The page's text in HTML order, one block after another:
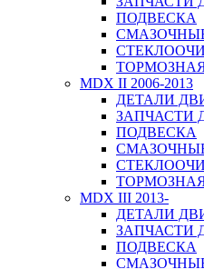
ПОДВЕСКА
MDX II 2006-2013
ДЕТАЛИ
ЗАПЧАСТИ
ПОДВЕСКА
MDX III 2013-
ДЕТАЛИ
ЗАПЧАСТИ
ПОДВЕСКА